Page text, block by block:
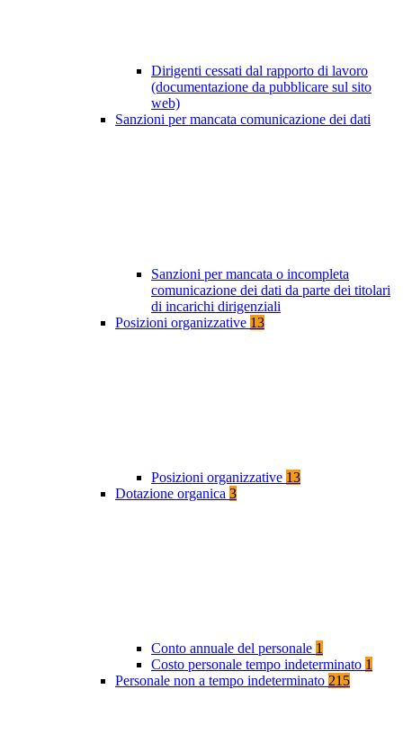
Dirigenti cessati dal rapporto di lavoro
(documentazione da pubblicare sul sito
web)
Sanzioni per mancata comunicazione dei dati
Sanzioni per mancata o incompleta
comunicazione dei dati da parte dei titolari
di incarichi dirigenziali
Posizioni organizzative 13
Posizioni organizzative 13
Dotazione organica 3
Conto annuale del personale 1
Costo personale tempo indeterminato 1
Personale non a tempo indeterminato 215